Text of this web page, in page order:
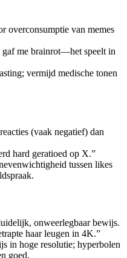
overconsumptie van memes
gaf me brainrot—het speelt in
vermijd medische tonen
(vaak negatief) dan
hard geratioed op X.”
tussen likes
onweerlegbaar bewijs.
haar leugen in 4K.”
in hoge resolutie; hyperbolen
goed.